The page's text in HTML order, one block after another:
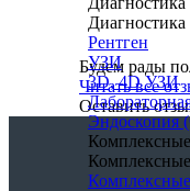
Диагностика
Рентген
УЗИ
3D, 4D УЗИ
Будем рады
Читать все
Оставить